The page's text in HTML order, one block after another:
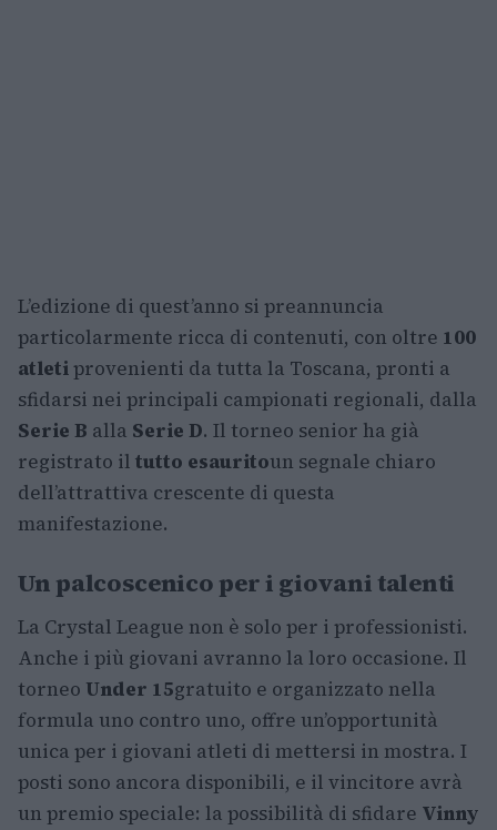
L’edizione di quest’anno si preannuncia
particolarmente ricca di contenuti, con oltre 100
atletiprovenienti da tutta la Toscana, pronti a
sfidarsi nei principali campionati regionali, dalla
Serie B alla Serie D. Il torneo senior ha già
registrato il tutto esauritoun segnale chiaro
dell’attrattiva crescente di questa
manifestazione.
Un palcoscenico per i giovani talenti
La Crystal League non è solo per i professionisti.
Anche i più giovani avranno la loro occasione. Il
torneo Under 15gratuito e organizzato nella
formula uno contro uno, offre un’opportunità
unica per i giovani atleti di mettersi in mostra. I
posti sono ancora disponibili, e il vincitore avrà
un premio speciale: la possibilità di sfidare Vinny